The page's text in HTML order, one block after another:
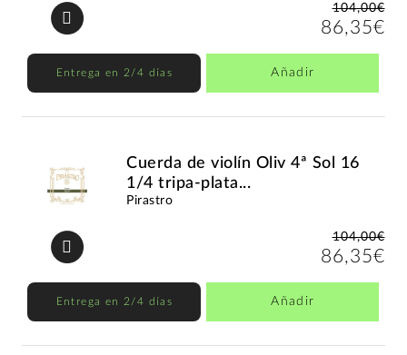
104,00€
86,35€
Entrega en 2/4 días Añadir
Cuerda de violín Oliv 4ª Sol 16
1/4 tripa-plata...
Pirastro
104,00€
86,35€
Entrega en 2/4 días Añadir